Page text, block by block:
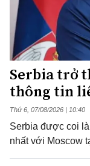
Serbia trở
thông tin
Thứ 6, 07/08/2026 | 10:40
Serbia được coi
nhất với Moscow